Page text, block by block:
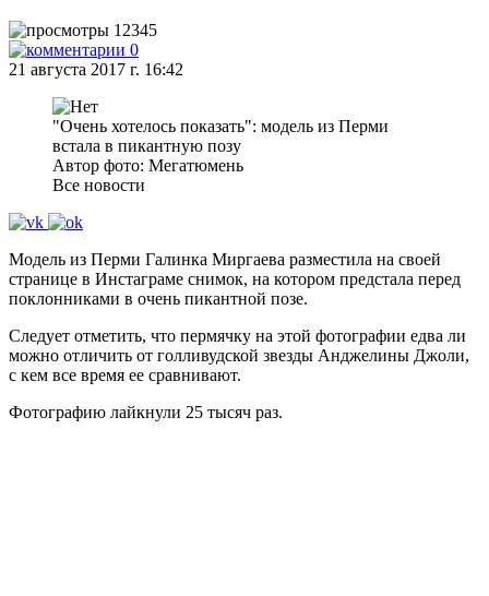
12345
0
21 августа 2017 г. 16:42
"Очень хотелось показать": модель из Перми
встала в пикантную позу
Автор фото: Мегатюмень
Все новости
Модель из Перми Галинка Миргаева разместила на своей
странице в Инстаграме снимок, на котором предстала перед
поклонниками в очень пикантной позе.
Следует отметить, что пермячку на этой фотографии едва ли
можно отличить от голливудской звезды Анджелины Джоли,
с кем все время ее сравнивают.
Фотографию лайкнули 25 тысяч раз.